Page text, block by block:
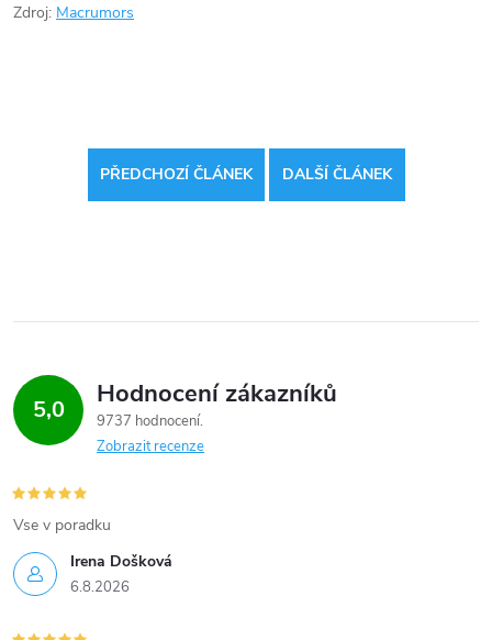
Zdroj: Macrumors
PŘEDCHOZÍ ČLÁNEK DALŠÍ ČLÁNEK
5,0 Hodnocení zákazníků
9737 hodnocení
Zobrazit recenze
Irena Došková
6.8.2026
Vse v poradku